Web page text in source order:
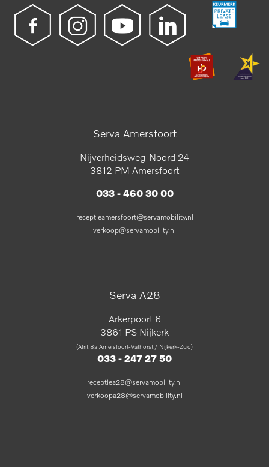
Serva Amersfoort
Nijverheidsweg-Noord 24
3812 PM Amersfoort
033 - 460 30 00
receptieamersfoort@servamobility.nl
verkoop@servamobility.nl
Serva A28
Arkerpoort 6
3861 PS Nijkerk
(Afrit 8a Amersfoort-Vathorst / Nijkerk-Zuid)
033 - 247 27 50
receptiea28@servamobility.nl
verkoopa28@servamobility.nl